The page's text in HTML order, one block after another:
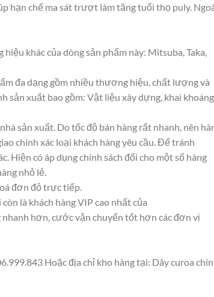
hạn chế ma sát trượt làm tăng tuổi thọ puly.
khác của dòng sản phẩm này: Mitsuba, Taka,
đa dạng gồm nhiều thương hiệu, chất lượng và
sản xuất bao gồm: Vật liệu xây dựng, khai khoáng
sản xuất. Do tốc độ bán hàng rất nhanh, nên
chính xác loại khách hàng yêu cầu. Để tránh
Hiện có áp dụng chính sách đổi cho một số hàng
nhỏ lẻ.
đơn đỏ trực tiếp.
là khách hàng VIP cao nhất của
hơn, cước vận chuyển tốt hơn các đơn vị
Hoặc địa chỉ kho hàng tại: Dây curoa